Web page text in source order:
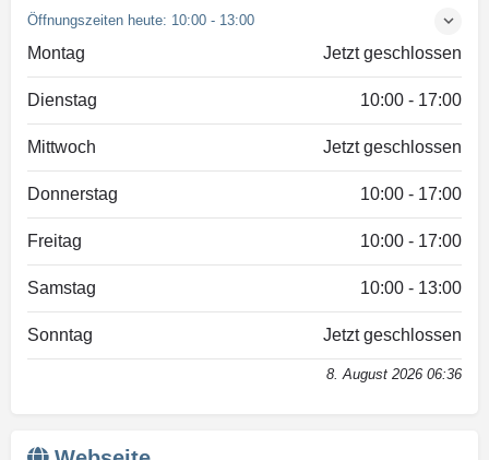
Öffnungszeiten heute: 10:00 - 13:00
Montag Jetzt geschlossen
Dienstag 10:00 - 17:00
Mittwoch Jetzt geschlossen
Donnerstag 10:00 - 17:00
Freitag 10:00 - 17:00
Samstag 10:00 - 13:00
Sonntag Jetzt geschlossen
8. August 2026 06:36